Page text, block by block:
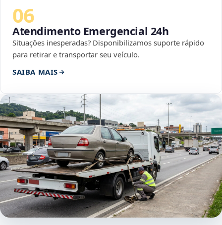
06
Atendimento Emergencial 24h
Situações inesperadas? Disponibilizamos suporte rápido
para retirar e transportar seu veículo.
SAIBA MAIS